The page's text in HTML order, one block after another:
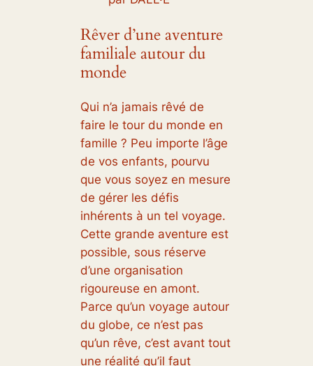
Rêver d’une aventure
familiale autour du
monde
Qui n’a jamais rêvé de
faire le tour du monde en
famille ? Peu importe l’âge
de vos enfants, pourvu
que vous soyez en mesure
de gérer les défis
inhérents à un tel voyage.
Cette grande aventure est
possible, sous réserve
d’une organisation
rigoureuse en amont.
Parce qu’un voyage autour
du globe, ce n’est pas
qu’un rêve, c’est avant tout
une réalité qu’il faut